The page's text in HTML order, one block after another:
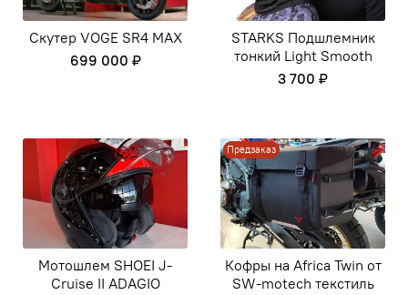
Скутер VOGE SR4 MAX
699 000 ₽
STARKS Подшлемник
тонкий Light Smooth
3 700 ₽
Мотошлем SHOEI J-
Cruise II ADAGIO
Предзаказ
Кофры на Africa Twin от
SW-motech текстиль